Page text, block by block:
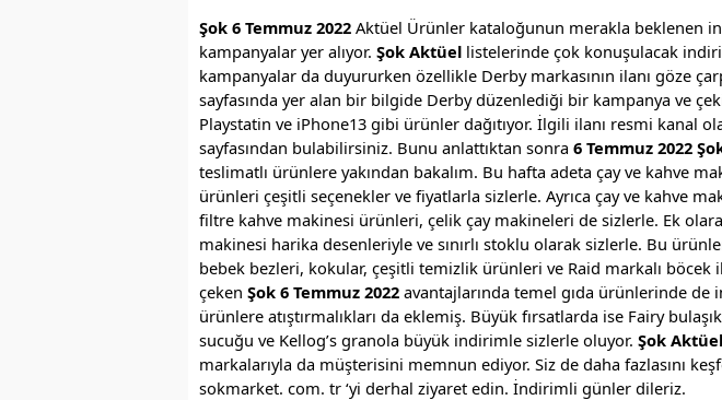
Şok 6 Temmuz 2022 Aktüel Ürünler kataloğunun merakla beklenen
kampanyalar yer alıyor. Şok Aktüel listelerinde çok konuşulacak
kampanyalar da duyururken özellikle Derby markasının ilanı göze
sayfasında yer alan bir bilgide Derby düzenlediği bir kampanya ve
Playstatin ve iPhone13 gibi ürünler dağıtıyor. İlgili ilanı resmi kanal
sayfasından bulabilirsiniz. Bunu anlattıktan sonra 6 Temmuz 2022
teslimatlı ürünlere yakından bakalım. Bu hafta adeta çay ve kahve
ürünleri çeşitli seçenekler ve fiyatlarla sizlerle. Ayrıca çay ve kahve
filtre kahve makinesi ürünleri, çelik çay makineleri de sizlerle. Ek
makinesi harika desenleriyle ve sınırlı stoklu olarak sizlerle. Bu
bebek bezleri, kokular, çeşitli temizlik ürünleri ve Raid markalı böcek
çeken Şok 6 Temmuz 2022 avantajlarında temel gıda ürünlerinde de
ürünlere atıştırmalıkları da eklemiş. Büyük fırsatlarda ise Fairy
sucuğu ve Kellog’s granola büyük indirimle sizlerle oluyor. Şok Aktüel
markalarıyla da müşterisini memnun ediyor. Siz de daha fazlasını
sokmarket. com. tr ‘yi derhal ziyaret edin. İndirimli günler dileriz.